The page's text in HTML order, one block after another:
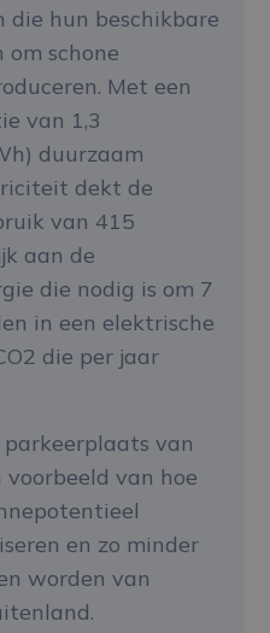
die hun beschikbare
schone
Met een
van 1,3
duurzaam
dekt de
van 415
aan de
die nodig is om 7
in een elektrische
die per jaar
van
van hoe
en zo minder
worden van